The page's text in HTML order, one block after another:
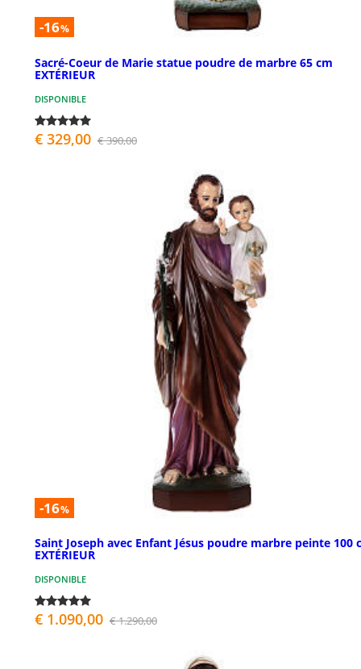
-16%
Sacré-Coeur de Marie statue poudre de marbre 65 cm
EXTÉRIEUR
DISPONIBLE
€ 329,00 € 390,00
-16%
Saint Joseph avec Enfant Jésus poudre marbre peinte 100
EXTÉRIEUR
DISPONIBLE
€ 1.090,00 € 1.290,00